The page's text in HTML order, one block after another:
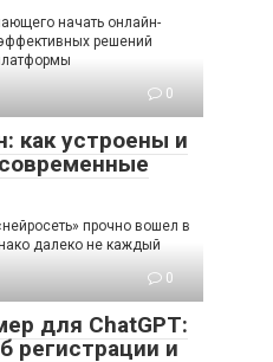
начать онлайн-
решений
0
как устроены и
прочно вошел в
далеко не каждый
0
для ChatGPT:
регистрации и